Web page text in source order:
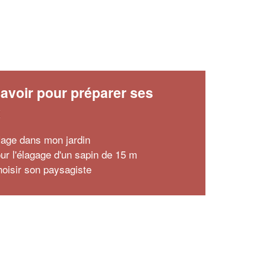
pour préparer ses
dans mon jardin
l'élagage d'un sapin de 15 m
son paysagiste